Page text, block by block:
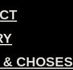
CHOSES